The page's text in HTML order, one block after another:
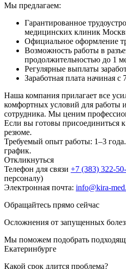
Мы предлагаем:
Гарантированное
медицинских клиник
Официальное оформление
Возможность работы в
продолжительностью до 1
Регулярные выплаты
Заработная плата начиная с
Наша компания прилагает все
комфортных условий для работы
сотрудника. Мы ценим
Если вы готовы присоединиться
резюме.
Требуемый опыт работы: 1–3 года.
график.
Откликнуться
Телефон для связи +7 (383) 322-
персоналу)
Электронная почта: info@kira-
Обращайтесь прямо сейчас
Осложнения от запущенных
Мы поможем подобрать
Екатеринбурге
Какой срок длится проблема?